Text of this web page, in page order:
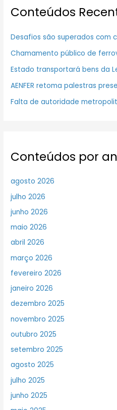
Conteúdos
Desafios são superados com
Chamamento público de
Estado transportará bens da
AENFER retoma palestras
Falta de autoridade
Conteúdos por
agosto 2026
julho 2026
junho 2026
maio 2026
abril 2026
março 2026
fevereiro 2026
janeiro 2026
dezembro 2025
novembro 2025
outubro 2025
setembro 2025
agosto 2025
julho 2025
junho 2025